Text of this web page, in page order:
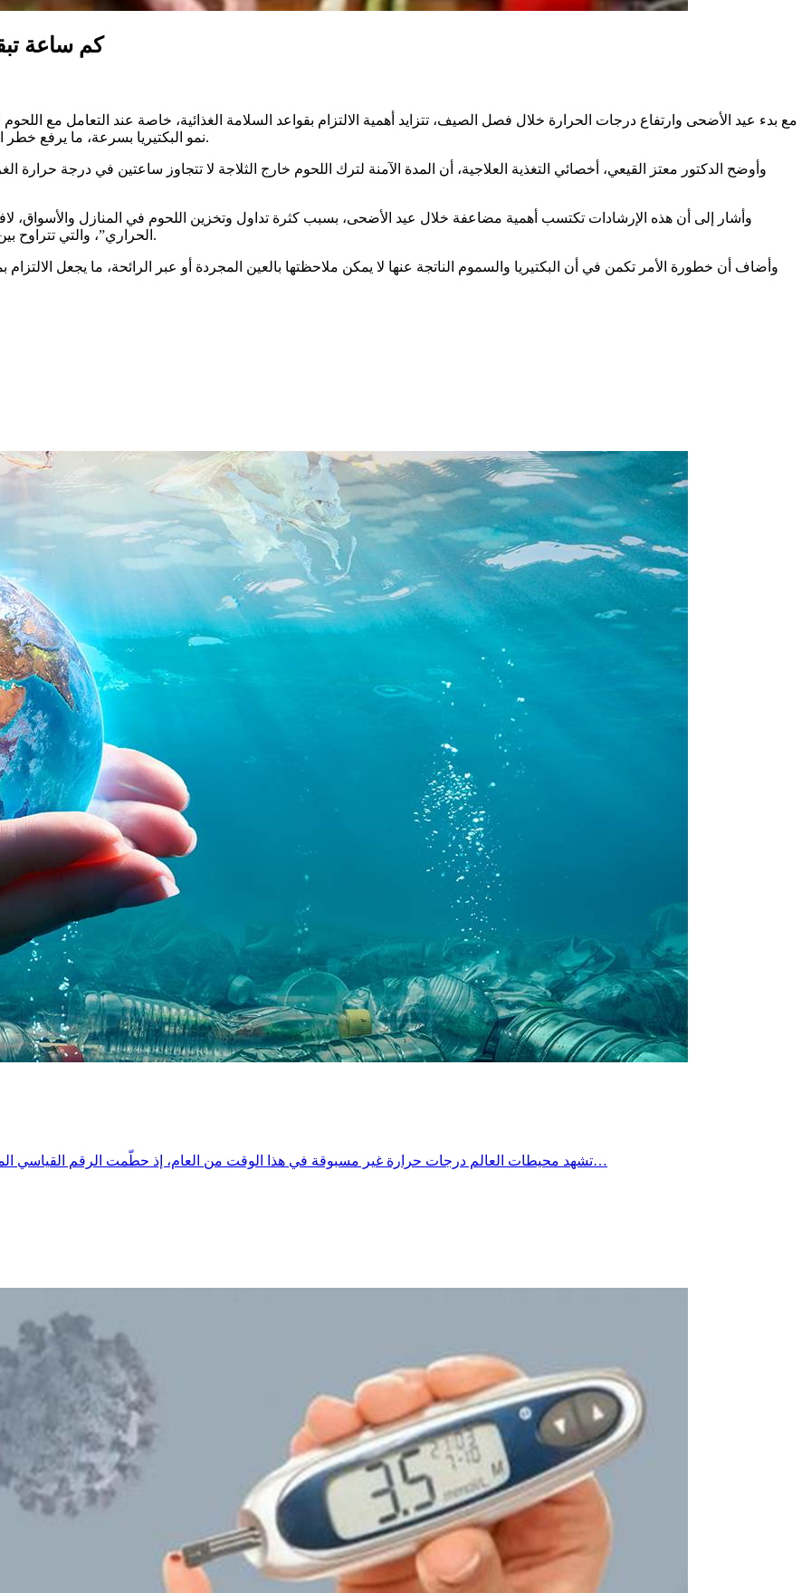
كم ساعة
مع بدء عيد الأضحى وارتفاع درجات الحرارة خلال فصل الصيف، تتزايد أهمية الالتزام بقواعد السلامة الغذائية، خاصة عند التعامل مع اللحوم
نمو البكتيريا بسرعة، ما يرفع خطر الإصابة بالتسمم الغذائي حتى في حال عدم تغيّر شكل أو رائحة الطعام.
وأوضح الدكتور معتز القيعي، أخصائي التغذية العلاجية، أن المدة الآمنة لترك اللحوم خارج الثلاجة لا تتجاوز ساعتين في درجة حرارة
وأشار إلى أن هذه الإرشادات تكتسب أهمية مضاعفة خلال عيد الأضحى، بسبب كثرة تداول وتخزين اللحوم في المنازل والأسواق،
الحراري”، والتي تتراوح بين 5 و60 درجة مئوية، حيث تتكاثر البكتيريا بشكل سريع داخل هذه البيئة.
وأضاف أن خطورة الأمر تكمن في أن البكتيريا والسموم الناتجة عنها لا يمكن ملاحظتها بالعين المجردة أو عبر الرائحة، ما يجعل
تشهد محيطات العالم درجات حرارة غير مسبوقة في هذا الوقت من العام، إذ حطّمت الرقم القياسي المسجّل لشهر جوان على الإطلاق، وفقًا لبيانات جديدة، ما ينذر بتداعيات…